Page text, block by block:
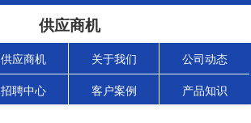
供应商机
供应商机 关于我们 公司动态
招聘中心 客户案例 产品知识